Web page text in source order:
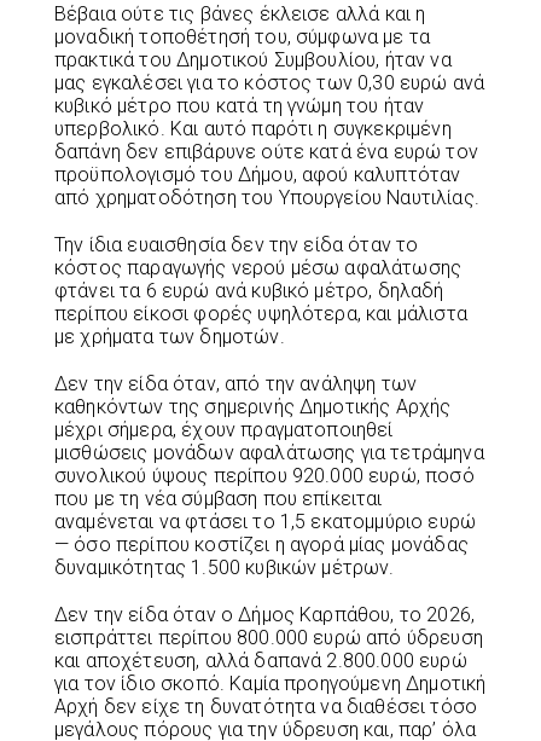
Βέβαια ούτε τις βάνες έκλεισε αλλά και η
μοναδική τοποθέτησή του, σύμφωνα με τα
πρακτικά του Δημοτικού Συμβουλίου, ήταν να
μας εγκαλέσει για το κόστος των 0,30 ευρώ ανά
κυβικό μέτρο που κατά τη γνώμη του ήταν
υπερβολικό. Και αυτό παρότι η συγκεκριμένη
δαπάνη δεν επιβάρυνε ούτε κατά ένα ευρώ τον
προϋπολογισμό του Δήμου, αφού καλυπτόταν
από χρηματοδότηση του Υπουργείου Ναυτιλίας.
Την ίδια ευαισθησία δεν την είδα όταν το
κόστος παραγωγής νερού μέσω αφαλάτωσης
φτάνει τα 6 ευρώ ανά κυβικό μέτρο, δηλαδή
περίπου είκοσι φορές υψηλότερα, και μάλιστα
με χρήματα των δημοτών.
Δεν την είδα όταν, από την ανάληψη των
καθηκόντων της σημερινής Δημοτικής Αρχής
μέχρι σήμερα, έχουν πραγματοποιηθεί
μισθώσεις μονάδων αφαλάτωσης για τετράμηνα
συνολικού ύψους περίπου 920.000 ευρώ, ποσό
που με τη νέα σύμβαση που επίκειται
αναμένεται να φτάσει το 1,5 εκατομμύριο ευρώ
— όσο περίπου κοστίζει η αγορά μίας μονάδας
δυναμικότητας 1.500 κυβικών μέτρων.
Δεν την είδα όταν ο Δήμος Καρπάθου, το 2026,
εισπράττει περίπου 800.000 ευρώ από ύδρευση
και αποχέτευση, αλλά δαπανά 2.800.000 ευρώ
για τον ίδιο σκοπό. Καμία προηγούμενη Δημοτική
Αρχή δεν είχε τη δυνατότητα να διαθέσει τόσο
μεγάλους πόρους για την ύδρευση και, παρ’ όλα